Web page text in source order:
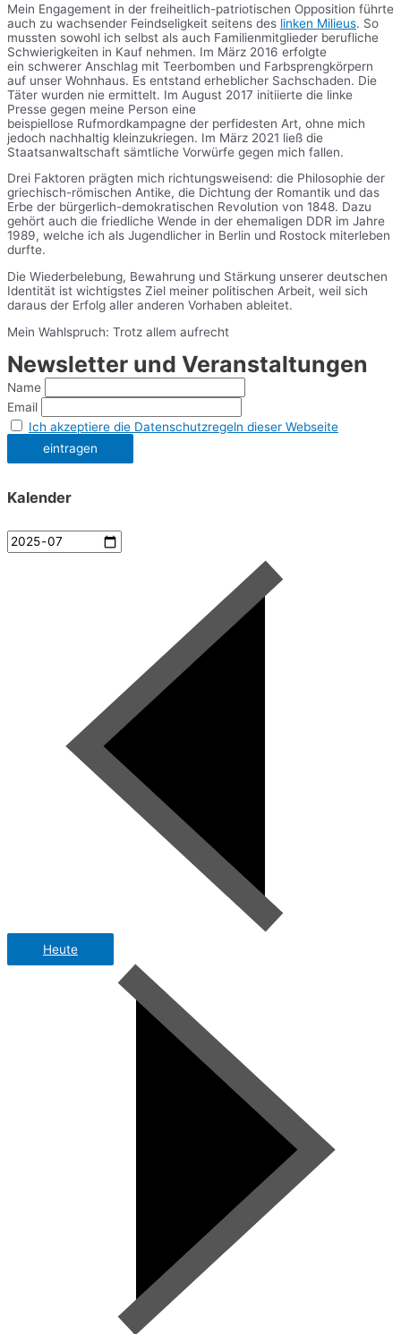
Mein Engagement in der freiheitlich-patriotischen Opposition führte
auch zu wachsender Feindseligkeit seitens des linken Milieus. So
mussten sowohl ich selbst als auch Familienmitglieder berufliche
Schwierigkeiten in Kauf nehmen. Im März 2016 erfolgte
ein schwerer Anschlag mit Teerbomben und Farbsprengkörpern
auf unser Wohnhaus. Es entstand erheblicher Sachschaden. Die
Täter wurden nie ermittelt. Im August 2017 initiierte die linke
Presse gegen meine Person eine
beispiellose Rufmordkampagne der perfidesten Art, ohne mich
jedoch nachhaltig kleinzukriegen. Im März 2021 ließ die
Staatsanwaltschaft sämtliche Vorwürfe gegen mich fallen.
Drei Faktoren prägten mich richtungsweisend: die Philosophie der
griechisch-römischen Antike, die Dichtung der Romantik und das
Erbe der bürgerlich-demokratischen Revolution von 1848. Dazu
gehört auch die friedliche Wende in der ehemaligen DDR im Jahre
1989, welche ich als Jugendlicher in Berlin und Rostock miterleben
durfte.
Die Wiederbelebung, Bewahrung und Stärkung unserer deutschen
Identität ist wichtigstes Ziel meiner politischen Arbeit, weil sich
daraus der Erfolg aller anderen Vorhaben ableitet.
Mein Wahlspruch: Trotz allem aufrecht
Newsletter und Veranstaltungen
Name
Email
Ich akzeptiere die Datenschutzregeln dieser Webseite
Kalender
Heute